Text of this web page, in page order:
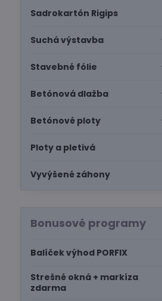
Sadrokartón Rigips
Suchá výstavba
Stavebné fólie
Betónová dlažba
Betónové ploty
Ploty a pletivá
Vyvýšené záhony
Bonusové programy
Balíček výhod PORFIX
Strešné okná + markíza
zdarma